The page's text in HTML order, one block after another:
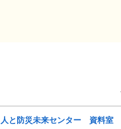
人と防災未来センター 資料室